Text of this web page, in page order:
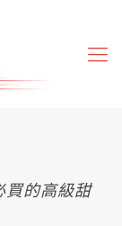
買的高級甜